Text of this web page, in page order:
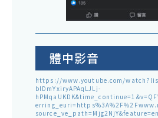
體中影音
https://www.youtube.com/
blDmYxiryAPAqLJLj-